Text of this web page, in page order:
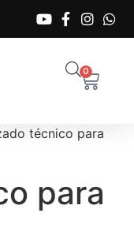
0
técnico para
para